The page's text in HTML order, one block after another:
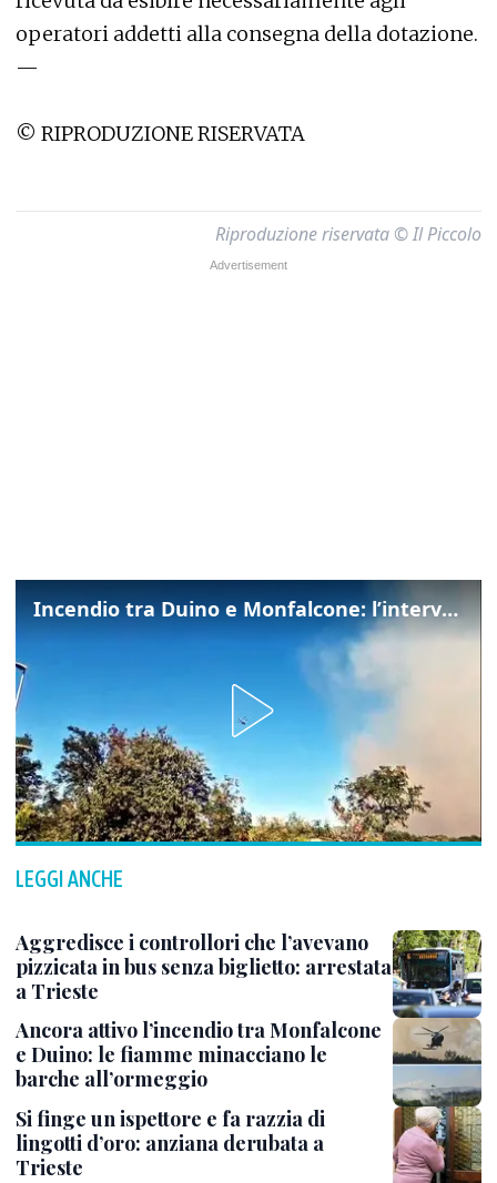
operatori addetti alla consegna della dotazione.
—
© RIPRODUZIONE RISERVATA
Riproduzione riservata © Il Piccolo
Incendio tra Duino e Monfalcone: l’intervento dei vigili del fuoco
LEGGI ANCHE
Aggredisce i controllori che l’avevano
pizzicata in bus senza biglietto: arrestata
a Trieste
Ancora attivo l’incendio tra Monfalcone
e Duino: le fiamme minacciano le
barche all’ormeggio
Si finge un ispettore e fa razzia di
lingotti d’oro: anziana derubata a
Trieste